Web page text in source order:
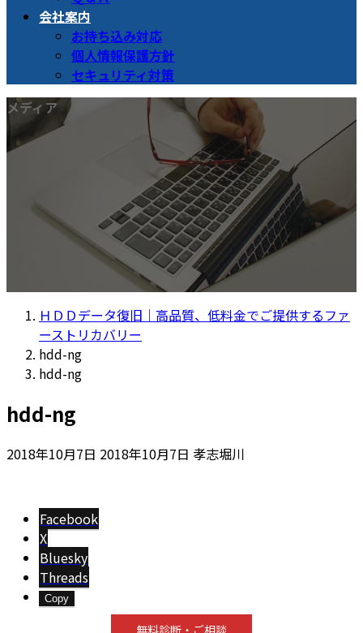
会社案内
お持ち込み対応
個人情報保護方針
セキュリティ対策
メディア
ＨＤＤデータ復旧｜高品質、低料金でご提供するファ
ーストリカバリー
hdd-ng
hdd-ng
hdd-ng
2018年10月7日 最
2018年10月7日 孝志堀川
Facebook
X
Bluesky
Threads
Copy
無料診断・ご相談